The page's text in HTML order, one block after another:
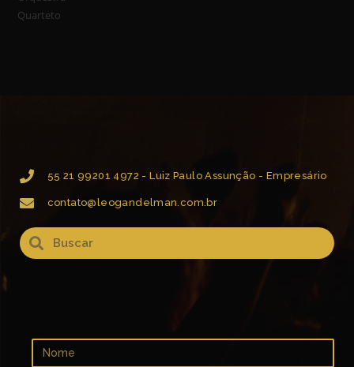
Quarteto
55 21 99201 4972 - Luiz Paulo Assunção - Empresário
contato@leogandelman.com.br